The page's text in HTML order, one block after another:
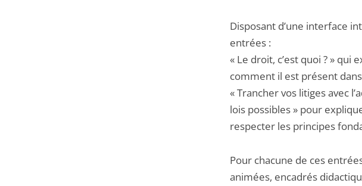
Disposant d’une interface
entrées :
« Le droit, c’est quoi ? »
comment il est présent
« Trancher vos litiges avec
lois possibles » pour
respecter les principes
Pour chacune de ces
animées, encadrés